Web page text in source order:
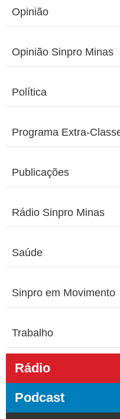
Opinião
Opinião Sinpro Minas
Política
Programa Extra-
Publicações
Rádio Sinpro Minas
Saúde
Sinpro em Movimento
Trabalho
Rádio
Podcast